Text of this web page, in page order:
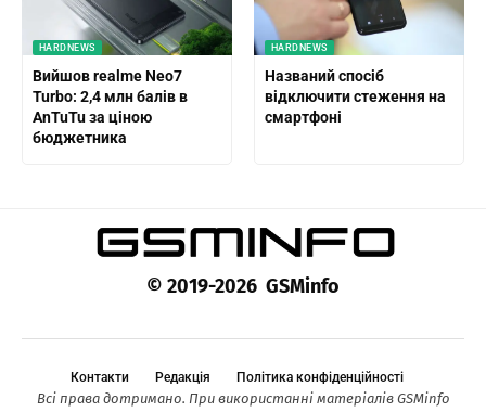
HARDNEWS
Вийшов realme Neo7
Turbo: 2,4 млн балів в
AnTuTu за ціною
бюджетника
HARDNEWS
Названий спосіб
відключити стеження на
смартфоні
© 2019-2026 GSMinfo
Контакти Редакція Політика конфіденційності
Всі права дотримано. При використанні матеріалів GSMinfo